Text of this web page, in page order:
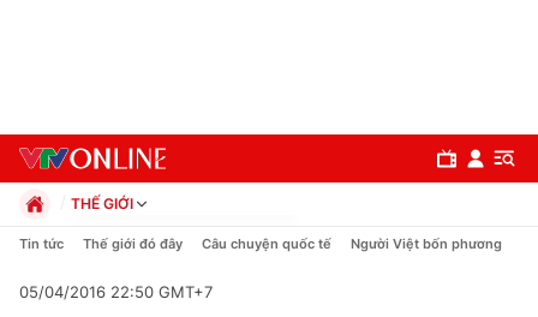
THẾ GIỚI
Chính trị
Pháp luật
Tin tức Thế giới đó đây Câu chuyện quốc tế Người Việt bốn phương
05/04/2016 22:50 GMT+7